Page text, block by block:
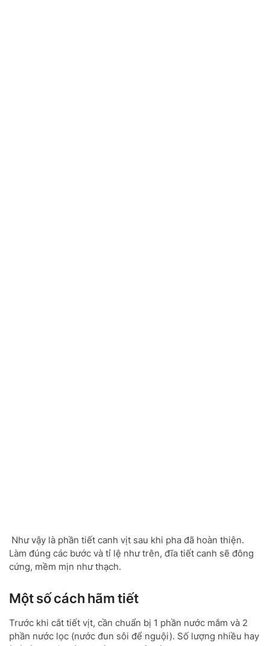
Như vậy là phần tiết canh vịt sau khi pha đã hoàn thiện.
Làm đúng các bước và tỉ lệ như trên, đĩa tiết canh sẽ đông
cứng, mềm mịn như thạch.
Một số cách hãm tiết
Trước khi cắt tiết vịt, cần chuẩn bị 1 phần nước mắm và 2
phần nước lọc (nước đun sôi để nguội). Số lượng nhiều hay